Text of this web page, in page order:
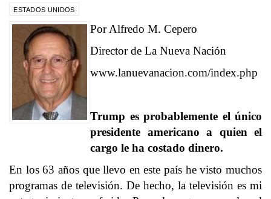
ESTADOS UNIDOS
Por Alfredo M. Cepero
Director de La Nueva Nación
www.lanuevanacion.com/index.php
Trump es probablemente el único
presidente americano a quien el
cargo le ha costado dinero.
En los 63 años que llevo en este país he visto muchos
programas de televisión. De hecho, la televisión es mi